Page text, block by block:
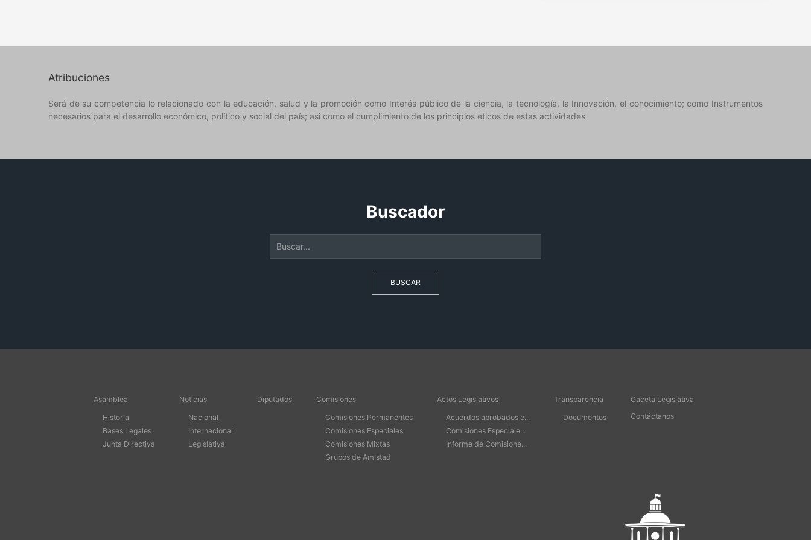
Atribuciones
Será de su competencia lo relacionado con la educación, salud y la promoción como Interés público de la ciencia, la tecnología, la Innovación, el conocimiento; como Instrumentos
necesarios para el desarrollo económico, político y social del país; asi como el cumplimiento de los principios éticos de estas actividades
Buscador
BUSCAR
Asamblea
Historia
Bases Legales
Junta Directiva
Noticias
Nacional
Internacional
Legislativa
Diputados
Comisiones
Comisiones Permanentes
Comisiones Especiales
Comisiones Mixtas
Grupos de Amistad
Actos Legislativos
Acuerdos aprobados e...
Comisiones Especiale...
Informe de Comisione...
Transparencia
Documentos
Gaceta Legislativa
Contáctanos